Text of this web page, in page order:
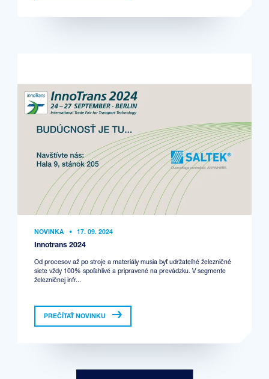
NOVINKA • 17. 09. 2024
Innotrans 2024
Od procesov až po stroje a materiály musia byť udržateľné železničné
siete vždy 100% spoľahlivé a pripravené na prevádzku. V segmente
železničnej infr...
PREČÍTAŤ NOVINKU